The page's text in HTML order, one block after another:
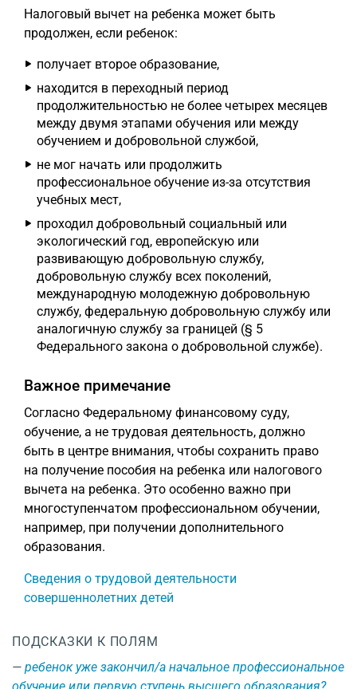
Налоговый вычет на ребенка может быть
продолжен, если ребенок:
получает второе образование,
находится в переходный период
продолжительностью не более четырех месяцев
между двумя этапами обучения или между
обучением и добровольной службой,
не мог начать или продолжить
профессиональное обучение из-за отсутствия
учебных мест,
проходил добровольный социальный или
экологический год, европейскую или
развивающую добровольную службу,
добровольную службу всех поколений,
международную молодежную добровольную
службу, федеральную добровольную службу или
аналогичную службу за границей (§ 5
Федерального закона о добровольной службе).
Важное примечание
Согласно Федеральному финансовому суду,
обучение, а не трудовая деятельность, должно
быть в центре внимания, чтобы сохранить право
на получение пособия на ребенка или налогового
вычета на ребенка. Это особенно важно при
многоступенчатом профессиональном обучении,
например, при получении дополнительного
образования.
Сведения о трудовой деятельности
совершеннолетних детей
ПОДСКАЗКИ К ПОЛЯМ
ребенок уже закончил/а начальное профессиональное